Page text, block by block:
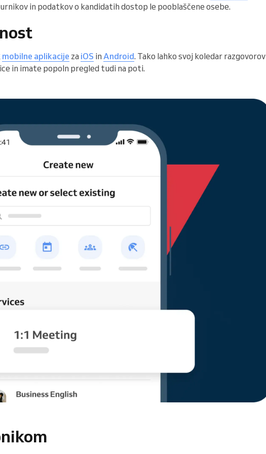
in podatkov o kandidatih dostop le pooblaščene osebe.
mobilne aplikacije za iOS in Android. Tako lahko svoj koledar razgovorov
in imate popoln pregled tudi na poti.